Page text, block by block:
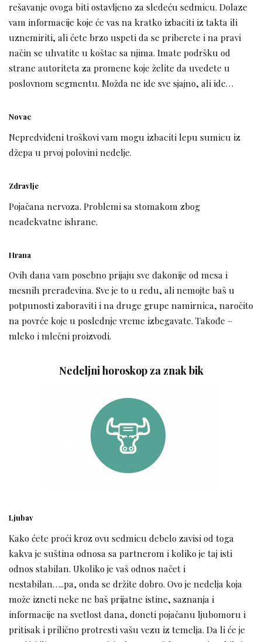
rešavanje ovoga biti ostavljeno za sledeću sedmicu. Dolaze
vam informacije koje će vas na kratko izbaciti iz takta ili
uznemiriti, ali ćete brzo uspeti da se priberete i na pravi
način se uhvatite u koštac sa njima. Imate podršku od
strane autoriteta za promene koje želite da uvedete u
poslovnom segmentu. Možda ne ide sve sjajno, ali ide…
Novac
Nepredviđeni troškovi vam mogu izbaciti lepu sumicu iz
džepa u prvoj polovini nedelje.
Zdravlje
Pojačana nervoza. Problemi sa stomakom zbog
neadekvatne ishrane.
Hrana
Ovih dana vam posebno prijaju sve đakonije od mesa i
mesnih prerađevina. Sve je to u redu, ali nemojte baš u
potpunosti zaboraviti i na druge grupe namirnica, naročito
na povrće koje u poslednje vreme izbegavate. Takođe –
mleko i mlečni proizvodi.
Nedeljni horoskop za znak bik
Ljubav
Kako ćete proći kroz ovu sedmicu debelo zavisi od toga
kakva je suština odnosa sa partnerom i koliko je taj isti
odnos stabilan. Ukoliko je vaš odnos načet i
nestabilan…..pa, onda se držite dobro. Ovo je nedelja koja
može izneti neke ne baš prijatne istine, saznanja i
informacije na svetlost dana, doneti pojačanu ljubomoru i
pritisak i prilično protresti vašu vezu iz temelja. Da li će je